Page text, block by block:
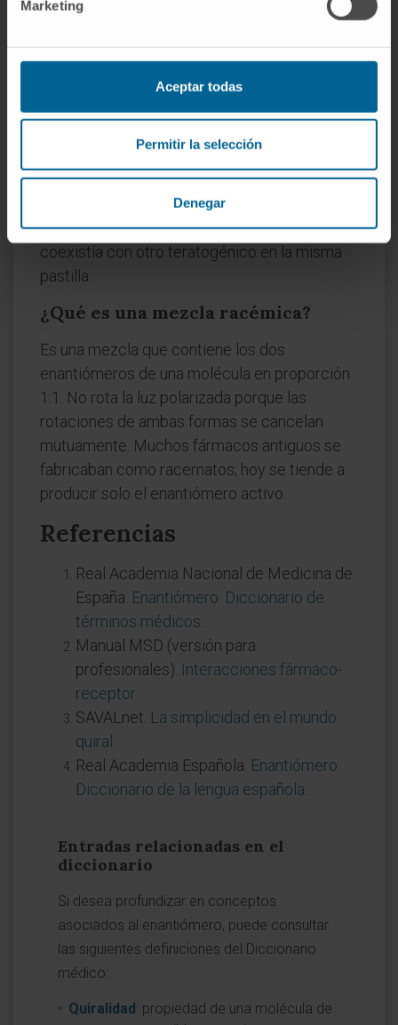
Marketing
Aceptar todas
Permitir la selección
Denegar
imágenes especulares no superponibles.
¿Por qué importan los
Porque los receptores biológicos son quirales
terapéutico y el otro inactivo, o incluso nocivo.
La talidomida demostró las consecuencias de
ignorar esa diferencia: el enantiómero sedante
coexistía con otro teratogénico en la misma
pastilla.
¿Qué es una mezcla racémica?
Es una mezcla que contiene los dos
enantiómeros de una molécula en proporción
1:1. No rota la luz polarizada porque las
rotaciones de ambas formas se cancelan
mutuamente. Muchos fármacos antiguos se
fabricaban como racematos; hoy se tiende a
producir solo el enantiómero activo.
Referencias
Real Academia Nacional de Medicina de
España. Enantiómero. Diccionario de
términos médicos
Manual MSD (versión para
profesionales). Interacciones fármaco-
receptor
SAVALnet. La simplicidad en el mundo
quiral
Real Academia Española. Enantiómero.
Diccionario de la lengua española
Entradas relacionadas en el
diccionario
Si desea profundizar en conceptos
asociados al enantiómero, puede consultar
las siguientes definiciones del Diccionario
médico:
Quiralidad: propiedad de una molécula de